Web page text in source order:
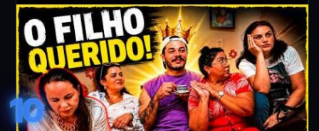
10